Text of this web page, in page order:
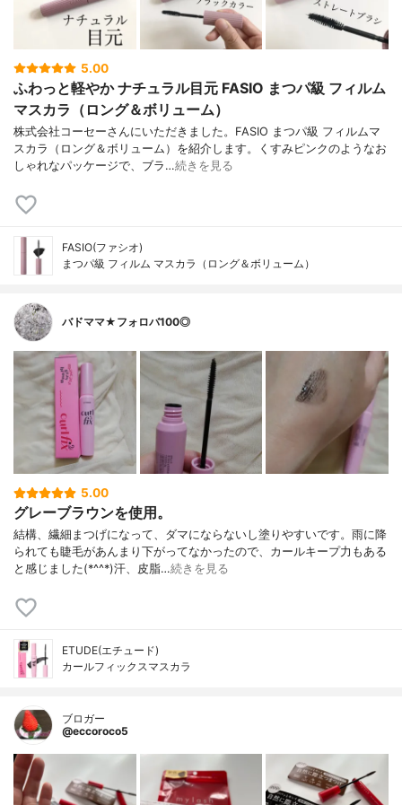
5.00
ふわっと軽やか ナチュラル目元 FASIO まつパ級 フィルム
マスカラ（ロング＆ボリューム）
株式会社コーセーさんにいただきました。FASIO まつパ級 フィルムマ
スカラ（ロング＆ボリューム）を紹介します。くすみピンクのようなお
しゃれなパッケージで、ブラ…続きを見る
FASIO(ファシオ)
まつパ級 フィルム マスカラ（ロング＆ボリューム）
バドママ★フォロバ100◎
5.00
グレーブラウンを使用。
結構、繊細まつげになって、ダマにならないし塗りやすいです。雨に降
られても睫毛があんまり下がってなかったので、カールキープ力もある
と感じました(*^^*)汗、皮脂…続きを見る
ETUDE(エチュード)
カールフィックスマスカラ
ブロガー
@eccoroco5